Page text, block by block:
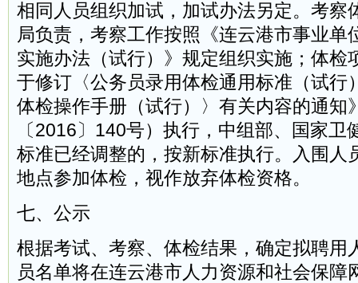
相同人员组织加试，加试办法另定。考察
局负责，考察工作按照《连云港市事业单
实施办法（试行）》规定组织实施；体检
于修订〈公务员录用体检通用标准（试行
体检操作手册（试行）〉有关内容的通知
〔2016〕140号）执行，中组部、国家卫
标准已经调整的，按新标准执行。入围人
地点参加体检，视作放弃体检资格。
七、公示
根据考试、考察、体检结果，确定拟聘用
员名单将在连云港市人力资源和社会保障